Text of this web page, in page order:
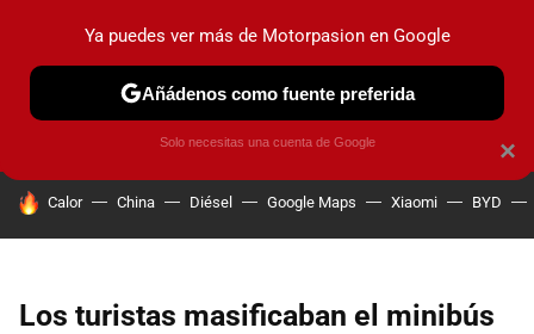
PRUEBAS COCHES ELÉCTRICOS OBSERVATORIO
HOY SE HABLA DE
Calor China Diésel Google Maps Xiaomi BYD
Los turistas masificaban el minibús
×
Ya puedes ver más de Motorpasion en Google
Añádenos como fuente preferida
Solo necesitas una cuenta de Google